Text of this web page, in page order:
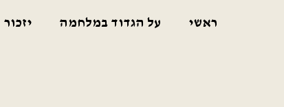
ראשי על הגדוד במלחמה יזכור